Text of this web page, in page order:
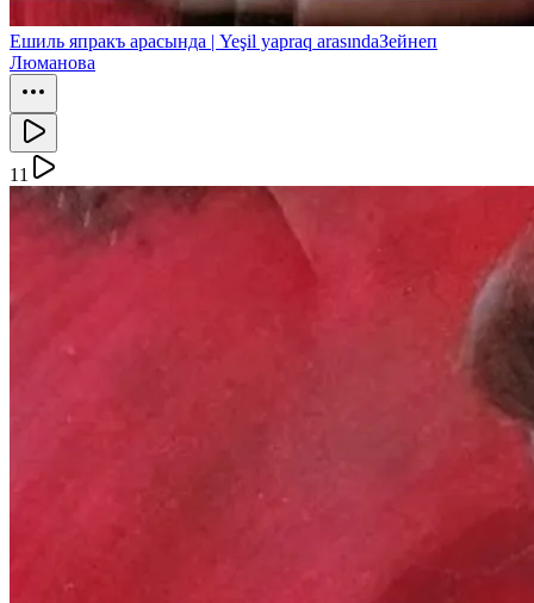
Ешиль япракъ арасында | Yeşil yapraq arasındaЗейнеп
Люманова
11